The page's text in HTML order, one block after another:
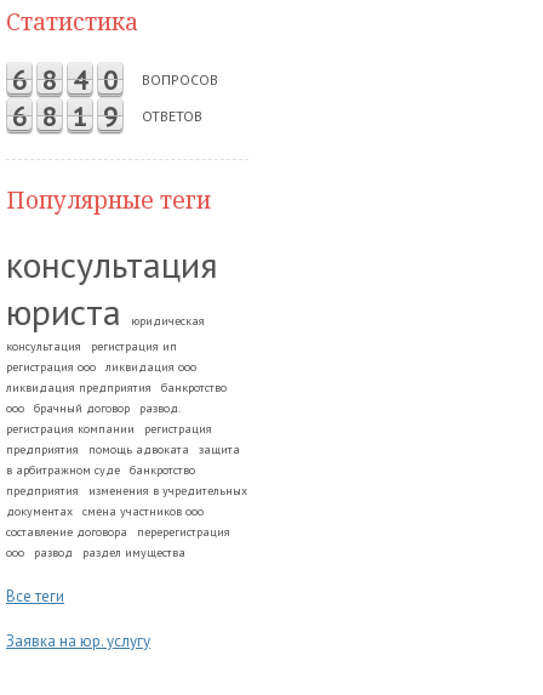
Статистика
6 8 4 0 ВОПРОСОВ
6 8 1 9 ОТВЕТОВ
Популярные теги
консультация
юриста
юридическая
консультация
регистрация ип
регистрация ооо
ликвидация ооо
ликвидация предприятия
банкротство
ооо
брачный договор
развод.
регистрация компании
регистрация
предприятия
помощь адвоката
защита
в арбитражном суде
банкротство
предприятия
изменения в учредительных
документах
смена участников ооо
составление договора
перерегистрация
ооо
развод раздел имущества
Все теги
Заявка на юр. услугу